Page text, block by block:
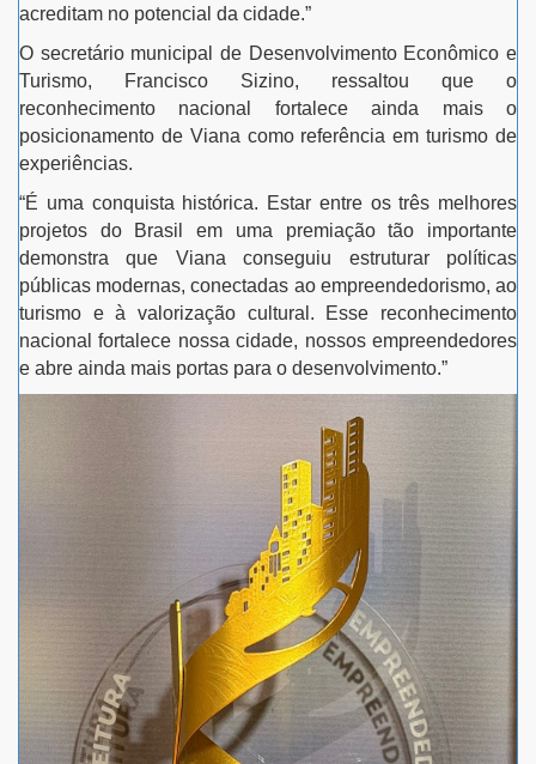
acreditam no potencial da cidade.”
O secretário municipal de Desenvolvimento Econômico e
Turismo, Francisco Sizino, ressaltou que o
reconhecimento nacional fortalece ainda mais o
posicionamento de Viana como referência em turismo de
experiências.
“É uma conquista histórica. Estar entre os três melhores
projetos do Brasil em uma premiação tão importante
demonstra que Viana conseguiu estruturar políticas
públicas modernas, conectadas ao empreendedorismo, ao
turismo e à valorização cultural. Esse reconhecimento
nacional fortalece nossa cidade, nossos empreendedores
e abre ainda mais portas para o desenvolvimento.”